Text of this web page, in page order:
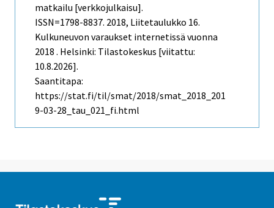
matkailu [verkkojulkaisu].
ISSN=1798-8837. 2018, Liitetaulukko 16.
Kulkuneuvon varaukset internetissä vuonna
2018 . Helsinki: Tilastokeskus [viitattu:
10.8.2026].
Saantitapa:
https://stat.fi/til/smat/2018/smat_2018_201
9-03-28_tau_021_fi.html